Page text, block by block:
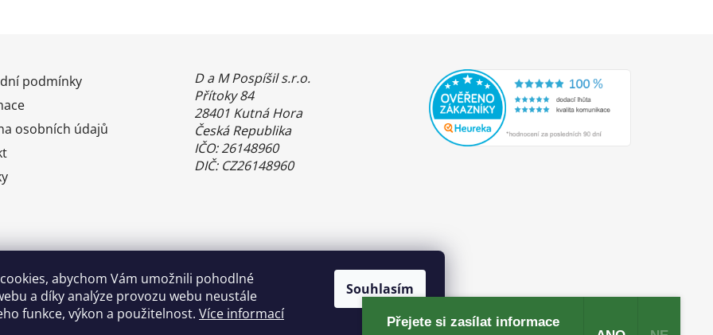
abychom Vám umožnili pohodlné
a díky analýze provozu webu neustále
funkce, výkon a použitelnost. Více informací
Souhlasím
podmínky
osobních údajů
D a M Pospíšil s.r.o.
Přítoky 84
28401 Kutná Hora
Česká Republika
IČO: 26148960
DIČ: CZ26148960
Benefity Pluxee - Sodexo
Přejete si zasílat informace